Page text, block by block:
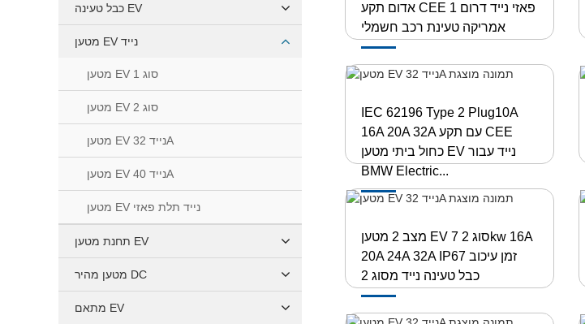
כבל טעינה EV
מטען EV נייד
מטען EV סוג 1
מטען EV סוג 2
מטען EV נייד 32A
מטען EV נייד 40A
מטען EV נייד תלת פאזי
תחנת מטען EV
מטען מהיר DC
מתאם EV
אדום תקע CEE 1 פאזי נייד דרום
אמריקה טעינת רכב חשמלי
IEC 62196 Type 2 Plug10A
16A 20A 32A עם תקע CEE
כחול ביתי מטען EV נייד עבור
BMW Electric...
מצב 2 מטען EV סוג 2 7kw 16A
20A 24A 32A IP67 זמן עיכוב
כבל טעינה נייד מסוג 2